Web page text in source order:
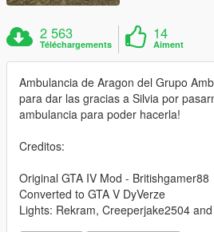
2 563
Téléchargements
14
Aiment
Ambulancia de Aragon del Grupo
para dar las gracias a Silvia por
ambulancia para poder hacerla!
Creditos:
Original GTA IV Mod - Britishgamer88
Converted to GTA V DyVerze
Lights: Rekram, Creeperjake2504